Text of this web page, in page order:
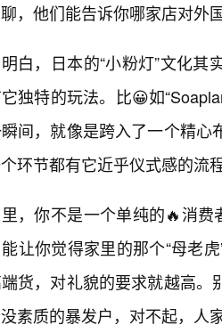
，他们能告诉你哪家店对外
白，日本的“小粉灯”文化
独特的玩法。比😀如
间，就像是跨入了一个精
环节都有它近乎仪式感的流
，你不是一个单纯的🔥消费
让你觉得家里的那个“母老
货，对礼貌的要求就越高
素质的暴发户，对不起，人